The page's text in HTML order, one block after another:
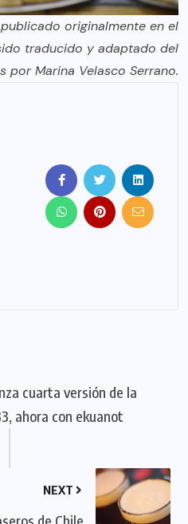
originalmente en el
sido traducido y adaptado del
por Marina Velasco Serrano.
cuarta versión de la
ahora con ekuanot
NEXT